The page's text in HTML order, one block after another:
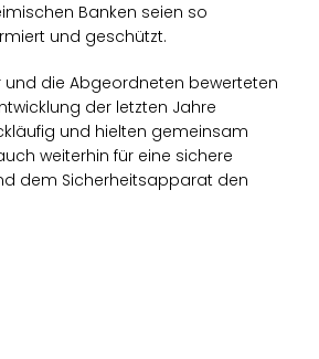
Banken seien so
und geschützt.
und die Abgeordneten bewerteten
der letzten Jahre
und hielten gemeinsam
weiterhin für eine sichere
dem Sicherheitsapparat den